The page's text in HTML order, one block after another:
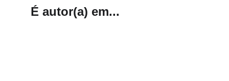
É autor(a) em...